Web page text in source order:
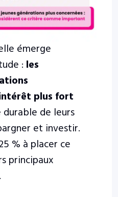
émerge
:les
plus fort
de leurs
et investir.
% à placer ce
principaux